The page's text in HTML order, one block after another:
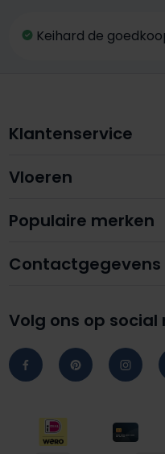
Keihard de
Contactgegevens
Volg ons op social
Klantenservice
Vloeren
Populaire merken